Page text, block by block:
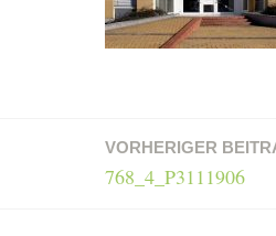
VORHERIGER
768_4_P3111906